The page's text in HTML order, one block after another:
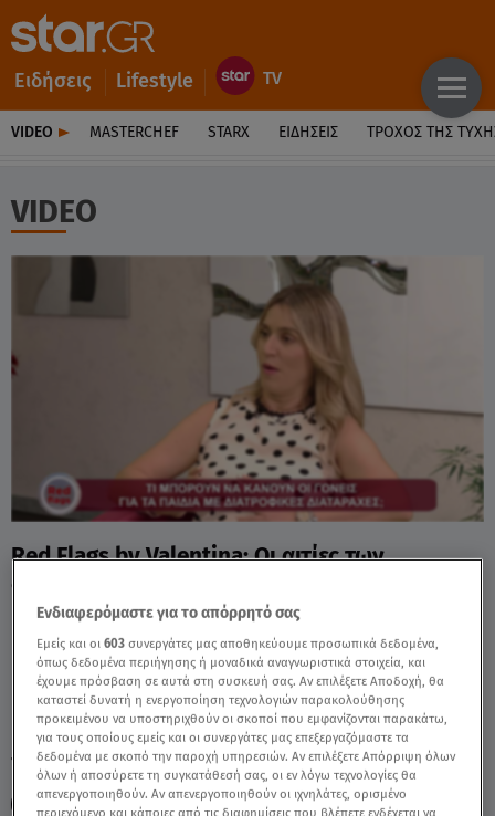
Ειδήσεις Lifestyle
VIDEO MASTERCHEF STARX ΕΙΔΉΣΕΙΣ ΤΡΟΧΌΣ ΤΗΣ
VIDEO
Red Flags by Valentina: Οι αιτίες των
διατροφικών διαταραχών - Video
TAGS: RED FLAGS ΒΑΛΕΝΤΙΝΑ ΚΑΡΑΓΕΩΡΓΙΟΥ
RED FLAGS BY VALENTINA RED FLAGS
REDFLAGS
Ενδιαφερόμαστε για το απόρρητό σας
Εμείς και οι603 συνεργάτες μας αποθηκεύουμε προσωπικά δεδομένα,
όπως δεδομένα περιήγησης ή μοναδικά αναγνωριστικά στοιχεία, και
έχουμε πρόσβαση σε αυτά στη συσκευή σας. Αν επιλέξετε Αποδοχή, θα
καταστεί δυνατή η ενεργοποίηση τεχνολογιών παρακολούθησης
προκειμένου να υποστηριχθούν οι σκοποί που εμφανίζονται παρακάτω,
για τους οποίους εμείς και οι συνεργάτες μας επεξεργαζόμαστε τα
δεδομένα με σκοπό την παροχή υπηρεσιών. Αν επιλέξετε Απόρριψη όλων
όλων ή αποσύρετε τη συγκατάθεσή σας, οι εν λόγω τεχνολογίες θα
απενεργοποιηθούν. Αν απενεργοποιηθούν οι ιχνηλάτες, ορισμένο
περιεχόμενο και κάποιες από τις διαφημίσεις που βλέπετε ενδέχεται να